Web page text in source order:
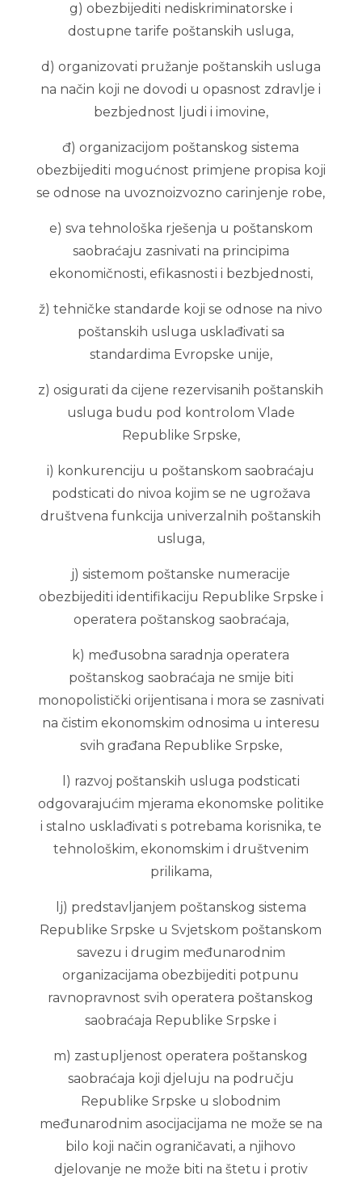
g) obezbijediti nediskriminatorske i
dostupne tarife poštanskih usluga,
d) organizovati pružanje poštanskih usluga
na način koji ne dovodi u opasnost zdravlje i
bezbjednost ljudi i imovine,
đ) organizacijom poštanskog sistema
obezbijediti mogućnost primjene propisa koji
se odnose na uvoznoizvozno carinjenje robe,
e) sva tehnološka rješenja u poštanskom
saobraćaju zasnivati na principima
ekonomičnosti, efikasnosti i bezbjednosti,
ž) tehničke standarde koji se odnose na nivo
poštanskih usluga usklađivati sa
standardima Evropske unije,
z) osigurati da cijene rezervisanih poštanskih
usluga budu pod kontrolom Vlade
Republike Srpske,
i) konkurenciju u poštanskom saobraćaju
podsticati do nivoa kojim se ne ugrožava
društvena funkcija univerzalnih poštanskih
usluga,
j) sistemom poštanske numeracije
obezbijediti identifikaciju Republike Srpske i
operatera poštanskog saobraćaja,
k) međusobna saradnja operatera
poštanskog saobraćaja ne smije biti
monopolistički orijentisana i mora se zasnivati
na čistim ekonomskim odnosima u interesu
svih građana Republike Srpske,
l) razvoj poštanskih usluga podsticati
odgovarajućim mjerama ekonomske politike
i stalno usklađivati s potrebama korisnika, te
tehnološkim, ekonomskim i društvenim
prilikama,
lj) predstavljanjem poštanskog sistema
Republike Srpske u Svjetskom poštanskom
savezu i drugim međunarodnim
organizacijama obezbijediti potpunu
ravnopravnost svih operatera poštanskog
saobraćaja Republike Srpske i
m) zastupljenost operatera poštanskog
saobraćaja koji djeluju na području
Republike Srpske u slobodnim
međunarodnim asocijacijama ne može se na
bilo koji način ograničavati, a njihovo
djelovanje ne može biti na štetu i protiv